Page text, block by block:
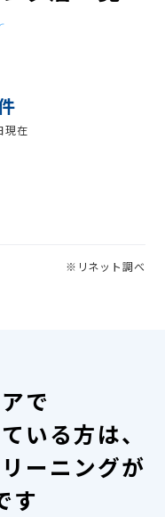
現在
※リネット調べ
で
いる方は、
ーニングが
す